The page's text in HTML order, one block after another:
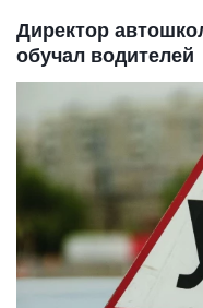
Директор
обучал водителей